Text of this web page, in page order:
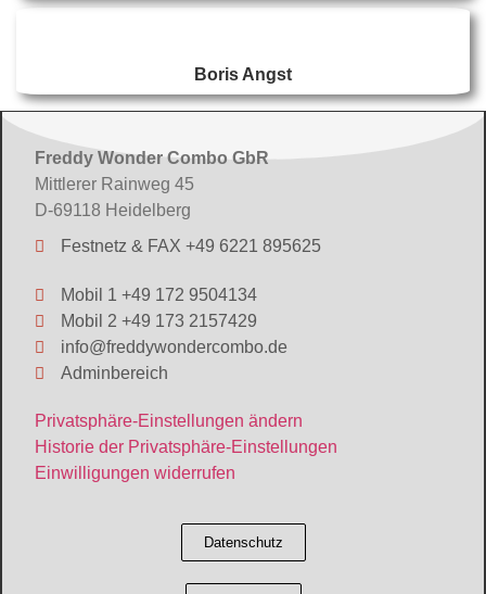
Boris Angst
Freddy Wonder Combo GbR
Mittlerer Rainweg 45
D-69118 Heidelberg
Festnetz & FAX +49 6221 895625
Mobil 1 +49 172 9504134
Mobil 2 +49 173 2157429
info@freddywondercombo.de
Adminbereich
Privatsphäre-Einstellungen ändern
Historie der Privatsphäre-Einstellungen
Einwilligungen widerrufen
Datenschutz